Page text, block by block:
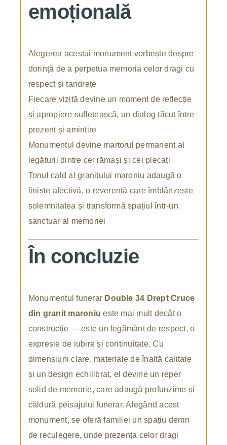
emoțională
Alegerea acestui monument vorbește despre
dorință de a perpetua memoria celor dragi cu
respect și tandrețe
Fiecare vizită devine un moment de reflecție
și apropiere sufletească, un dialog tăcut între
prezent și amintire
Monumentul devine martorul permanent al
legăturii dintre cei rămași și cei plecați
Tonul cald al granitului maroniu adaugă o
liniște afectivă, o reverență care îmblânzește
solemnitatea și transformă spațiul într-un
sanctuar al memoriei
În concluzie
Monumentul funerar Double 34 Drept Cruce
din granit maroniu este mai mult decât o
construcție — este un legământ de respect, o
expresie de iubire și continuitate. Cu
dimensiuni clare, materiale de înaltă calitate
și un design echilibrat, el devine un reper
solid de memorie, care adaugă profunzime și
căldură peisajului funerar. Alegând acest
monument, se oferă familiei un spațiu demn
de reculegere, unde prezența celor dragi